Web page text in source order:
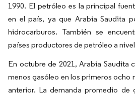
1990. El petróleo es la principal
en el país, ya que Arabia Saudita
hidrocarburos. También se
países productores de petróleo a
En octubre de 2021, Arabia Saudita
menos gasóleo en los primeros ocho
anterior. La demanda promedio de